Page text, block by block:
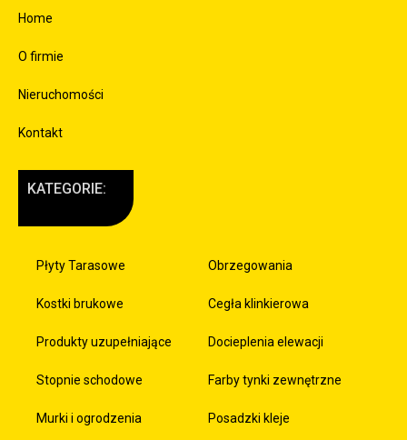
Home
O firmie
Nieruchomości
Kontakt
KATEGORIE:
Płyty Tarasowe
Kostki brukowe
Produkty uzupełniające
Stopnie schodowe
Murki i ogrodzenia
Obrzegowania
Cegła klinkierowa
Docieplenia elewacji
Farby tynki zewnętrzne
Posadzki kleje